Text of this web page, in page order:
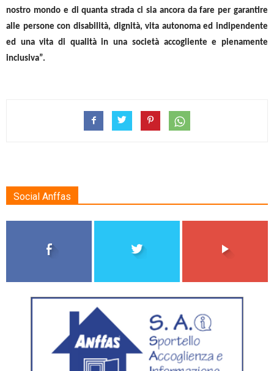
nostro mondo e di quanta strada ci sia ancora da fare per garantire
alle persone con disabilità, dignità, vita autonoma ed indipendente
ed una vita di qualità in una società accogliente e pienamente
inclusiva”.
Social Anffas